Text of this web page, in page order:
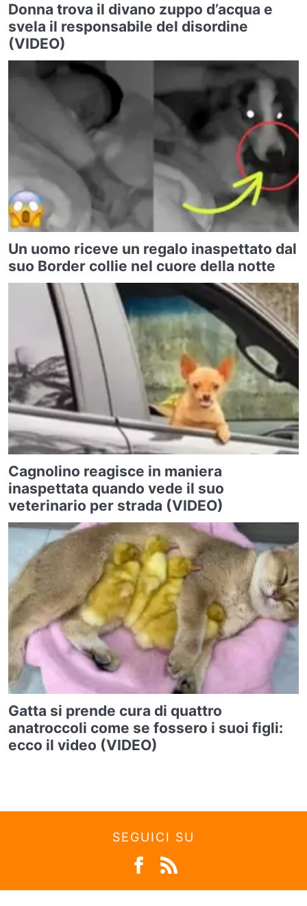
Donna trova il divano zuppo d’acqua e
svela il responsabile del disordine
(VIDEO)
Un uomo riceve un regalo inaspettato dal
suo Border collie nel cuore della notte
Cagnolino reagisce in maniera
inaspettata quando vede il suo
veterinario per strada (VIDEO)
Gatta si prende cura di quattro
anatroccoli come se fossero i suoi figli:
ecco il video (VIDEO)
SEGUICI SU